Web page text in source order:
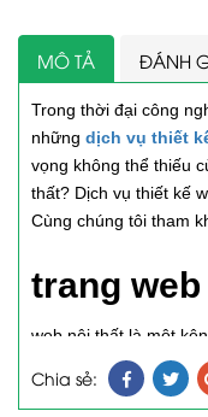
MÔ TẢ ĐÁNH
Trong thời đại công
những dịch vụ thiết
vọng không thể thiếu
thất? Dịch vụ thiết kế
Cùng chúng tôi tham
trang
web nội thất là một
trưng bày hàng nội
liên quan tới nội thất
Chia sẻ: